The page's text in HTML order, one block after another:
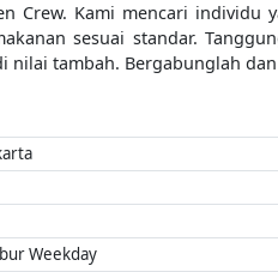
Crew. Kami mencari
sesuai standar.
tambah. Bergabunglah
Weekday